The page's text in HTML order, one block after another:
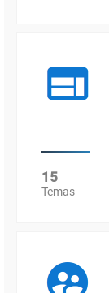
15
Temas